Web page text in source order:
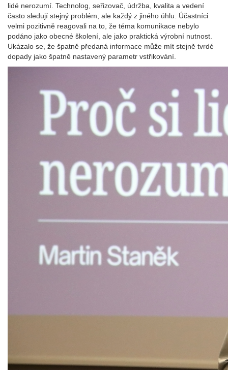
lidé nerozumí. Technolog, seřizovač, údržba, kvalita a vedení
často sledují stejný problém, ale každý z jiného úhlu. Účastníci
velmi pozitivně reagovali na to, že téma komunikace nebylo
podáno jako obecné školení, ale jako praktická výrobní nutnost.
Ukázalo se, že špatně předaná informace může mít stejně tvrdé
dopady jako špatně nastavený parametr vstřikování.